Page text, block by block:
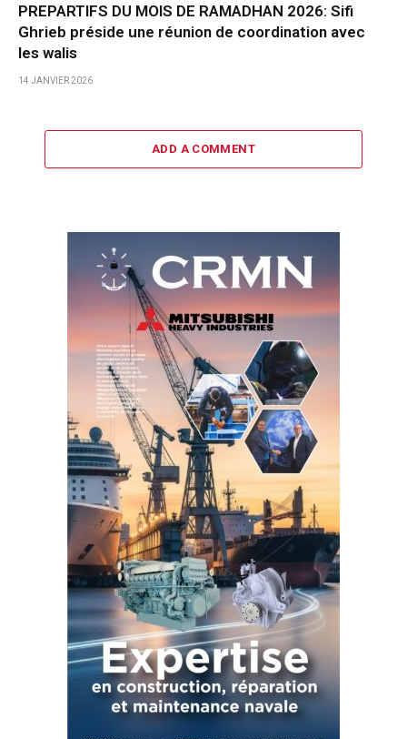
PREPARTIFS DU MOIS DE RAMADHAN 2026: Sifi
Ghrieb préside une réunion de coordination avec
les walis
14 JANVIER 2026
ADD A COMMENT